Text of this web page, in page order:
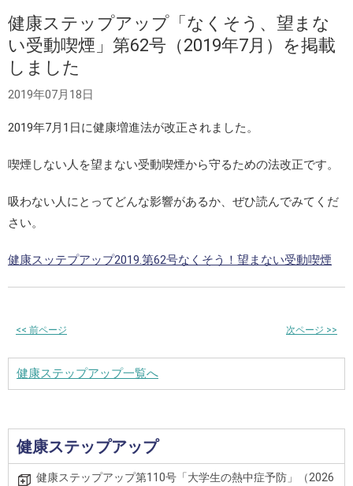
健康ステップアップ「なくそう、望まな
い受動喫煙」第62号（2019年7月）を掲載
しました
2019年07月18日
2019年7月1日に健康増進法が改正されました。
喫煙しない人を望まない受動喫煙から守るための法改正です。
吸わない人にとってどんな影響があるか、ぜひ読んでみてくだ
さい。
健康スッテプアップ2019.第62号なくそう！望まない受動喫煙
<< 前ページ 次ページ >>
健康ステップアップ一覧へ
健康ステップアップ
健康ステップアップ第110号「大学生の熱中症予防」（2026